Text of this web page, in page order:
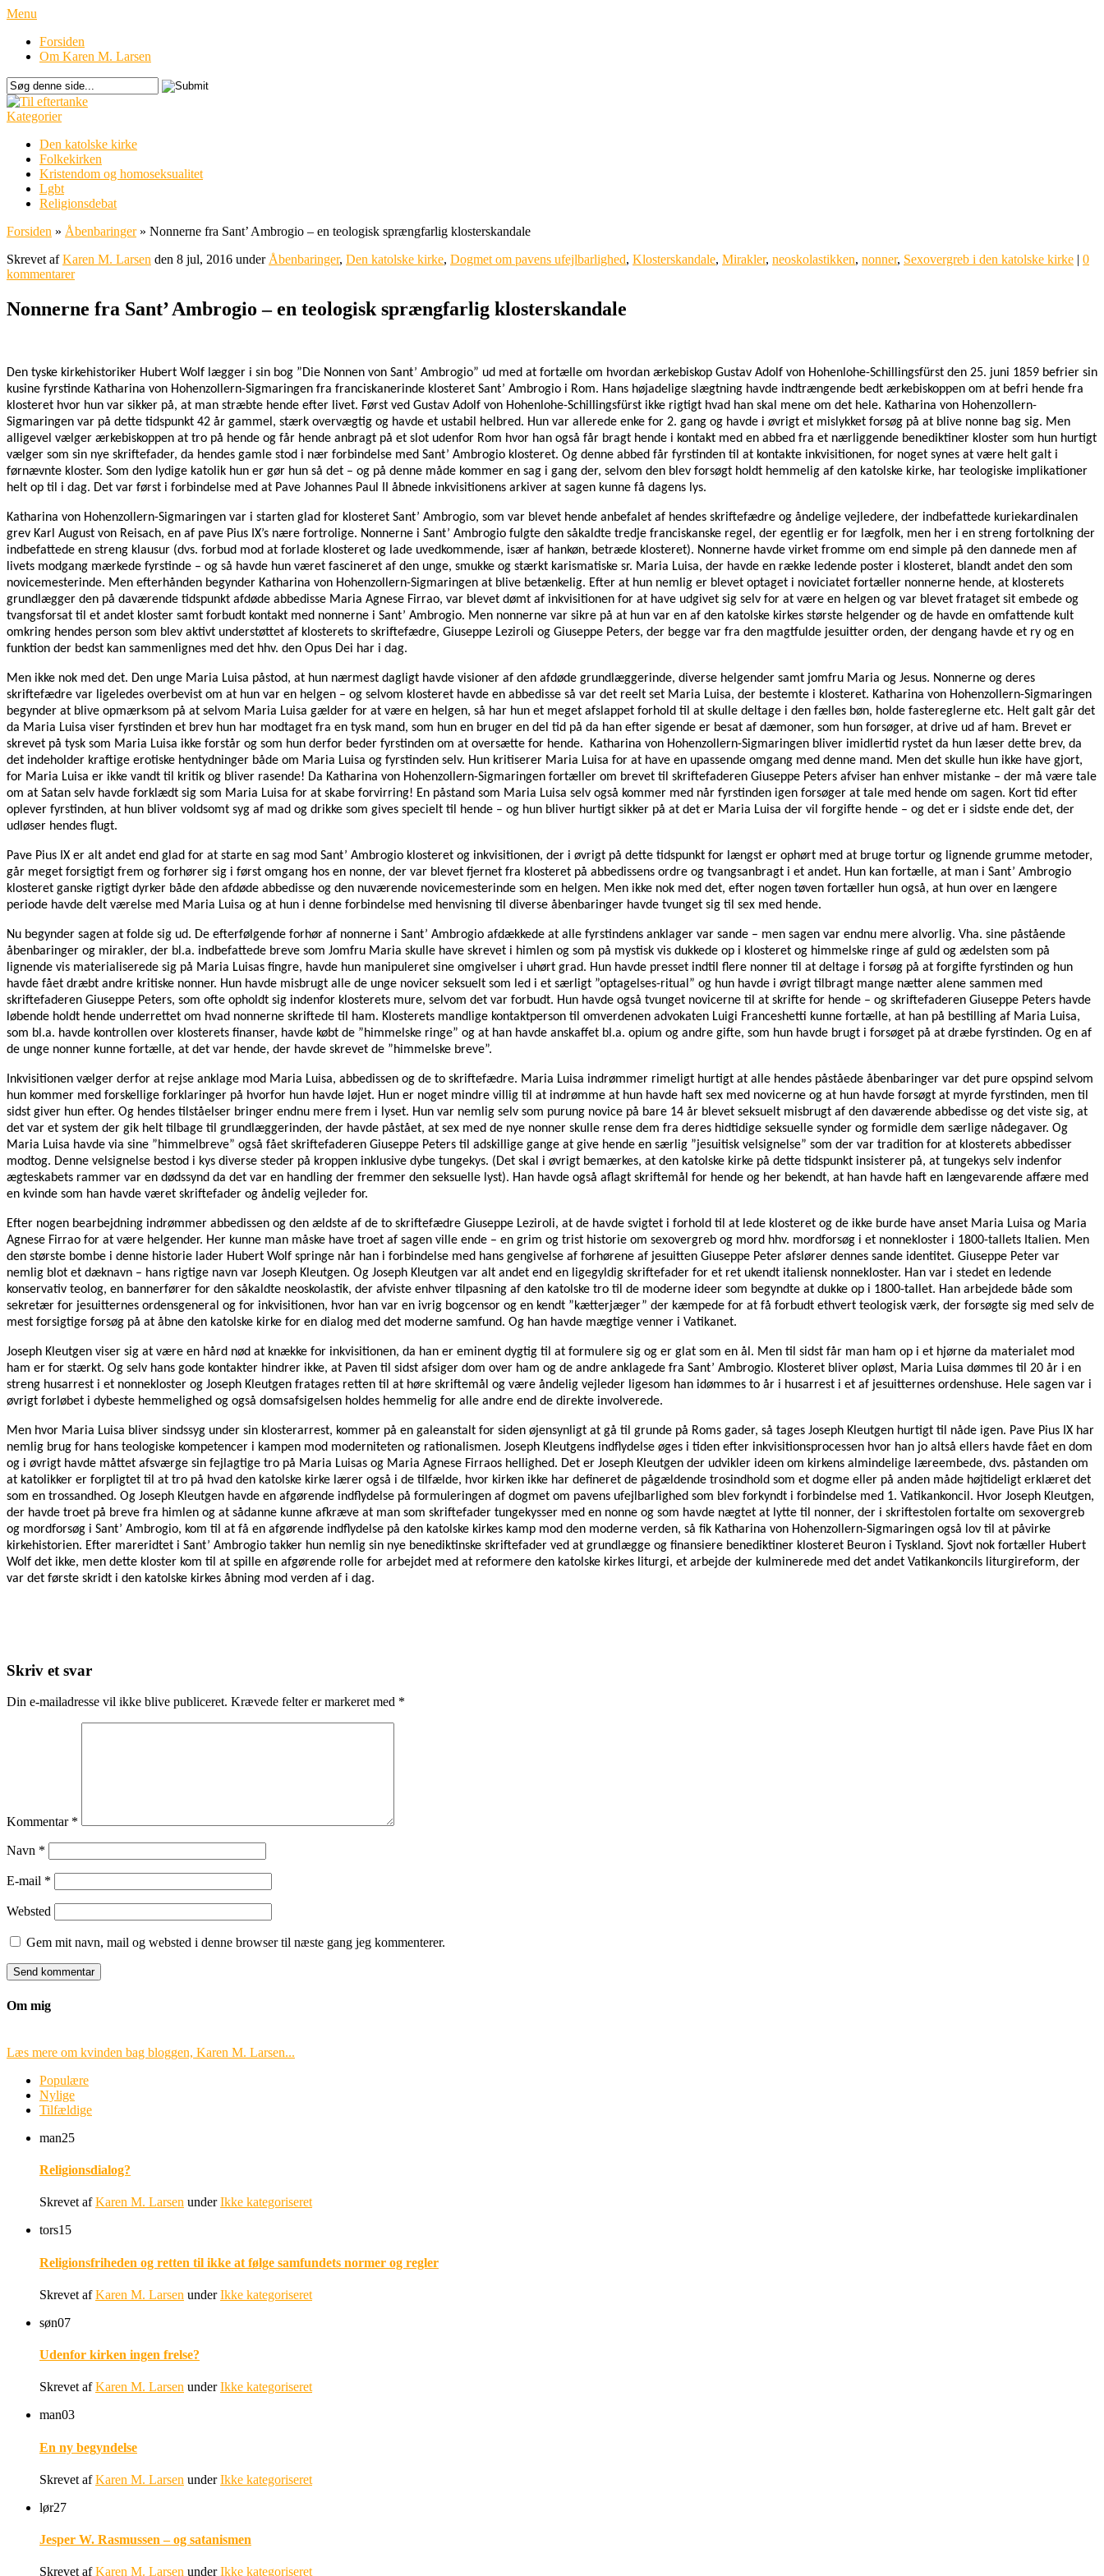
Menu
Forsiden
Om Karen M. Larsen
Kategorier
Den katolske kirke
Folkekirken
Kristendom og homoseksualitet
Lgbt
Religionsdebat
Forsiden » Åbenbaringer » Nonnerne fra Sant’ Ambrogio – en teologisk sprængfarlig klosterskandale
Skrevet afKaren M. Larsen den 8 jul, 2016 under Åbenbaringer, Den katolske kirke, Dogmet om pavens ufejlbarlighed, Klosterskandale, Mirakler, neoskolastikken, nonner, Sexovergreb i den katolske kirke | 0
kommentarer
Nonnerne fra Sant’ Ambrogio – en teologisk sprængfarlig klosterskandale
Den tyske kirkehistoriker Hubert Wolf lægger i sin bog ”Die Nonnen von Sant’ Ambrogio” ud med at fortælle om hvordan ærkebiskop Gustav Adolf von Hohenlohe-Schillingsfürst den 25. juni 1859 befrier sin
kusine fyrstinde Katharina von Hohenzollern-Sigmaringen fra franciskanerinde klosteret Sant’ Ambrogio i Rom. Hans højadelige slægtning havde indtrængende bedt ærkebiskoppen om at befri hende fra
klosteret hvor hun var sikker på, at man stræbte hende efter livet. Først ved Gustav Adolf von Hohenlohe-Schillingsfürst ikke rigtigt hvad han skal mene om det hele. Katharina von Hohenzollern-
Sigmaringen var på dette tidspunkt 42 år gammel, stærk overvægtig og havde et ustabil helbred. Hun var allerede enke for 2. gang og havde i øvrigt et mislykket forsøg på at blive nonne bag sig. Men
alligevel vælger ærkebiskoppen at tro på hende og får hende anbragt på et slot udenfor Rom hvor han også får bragt hende i kontakt med en abbed fra et nærliggende benediktiner kloster som hun hurtigt
vælger som sin nye skriftefader, da hendes gamle stod i nær forbindelse med Sant’ Ambrogio klosteret. Og denne abbed får fyrstinden til at kontakte inkvisitionen, for noget synes at være helt galt i
førnævnte kloster. Som den lydige katolik hun er gør hun så det – og på denne måde kommer en sag i gang der, selvom den blev forsøgt holdt hemmelig af den katolske kirke, har teologiske implikationer
helt op til i dag. Det var først i forbindelse med at Pave Johannes Paul II åbnede inkvisitionens arkiver at sagen kunne få dagens lys.
Katharina von Hohenzollern-Sigmaringen var i starten glad for klosteret Sant’ Ambrogio, som var blevet hende anbefalet af hendes skriftefædre og åndelige vejledere, der indbefattede kuriekardinalen
grev Karl August von Reisach, en af pave Pius IX’s nære fortrolige. Nonnerne i Sant’ Ambrogio fulgte den såkaldte tredje franciskanske regel, der egentlig er for lægfolk, men her i en streng fortolkning der
indbefattede en streng klausur (dvs. forbud mod at forlade klosteret og lade uvedkommende, især af hankøn, betræde klosteret). Nonnerne havde virket fromme om end simple på den dannede men af
livets modgang mærkede fyrstinde – og så havde hun været fascineret af den unge, smukke og stærkt karismatiske sr. Maria Luisa, der havde en række ledende poster i klosteret, blandt andet den som
novicemesterinde. Men efterhånden begynder Katharina von Hohenzollern-Sigmaringen at blive betænkelig. Efter at hun nemlig er blevet optaget i noviciatet fortæller nonnerne hende, at klosterets
grundlægger den på daværende tidspunkt afdøde abbedisse Maria Agnese Firrao, var blevet dømt af inkvisitionen for at have udgivet sig selv for at være en helgen og var blevet frataget sit embede og
tvangsforsat til et andet kloster samt forbudt kontakt med nonnerne i Sant’ Ambrogio. Men nonnerne var sikre på at hun var en af den katolske kirkes største helgender og de havde en omfattende kult
omkring hendes person som blev aktivt understøttet af klosterets to skriftefædre, Giuseppe Leziroli og Giuseppe Peters, der begge var fra den magtfulde jesuitter orden, der dengang havde et ry og en
funktion der bedst kan sammenlignes med det hhv. den Opus Dei har i dag.
Men ikke nok med det. Den unge Maria Luisa påstod, at hun nærmest dagligt havde visioner af den afdøde grundlæggerinde, diverse helgender samt jomfru Maria og Jesus. Nonnerne og deres
skriftefædre var ligeledes overbevist om at hun var en helgen – og selvom klosteret havde en abbedisse så var det reelt set Maria Luisa, der bestemte i klosteret. Katharina von Hohenzollern-Sigmaringen
begynder at blive opmærksom på at selvom Maria Luisa gælder for at være en helgen, så har hun et meget afslappet forhold til at skulle deltage i den fælles bøn, holde fastereglerne etc. Helt galt går det
da Maria Luisa viser fyrstinden et brev hun har modtaget fra en tysk mand, som hun en bruger en del tid på da han efter sigende er besat af dæmoner, som hun forsøger, at drive ud af ham. Brevet er
skrevet på tysk som Maria Luisa ikke forstår og som hun derfor beder fyrstinden om at oversætte for hende. Katharina von Hohenzollern-Sigmaringen bliver imidlertid rystet da hun læser dette brev, da
det indeholder kraftige erotiske hentydninger både om Maria Luisa og fyrstinden selv. Hun kritiserer Maria Luisa for at have en upassende omgang med denne mand. Men det skulle hun ikke have gjort,
for Maria Luisa er ikke vandt til kritik og bliver rasende! Da Katharina von Hohenzollern-Sigmaringen fortæller om brevet til skriftefaderen Giuseppe Peters afviser han enhver mistanke – der må være tale
om at Satan selv havde forklædt sig som Maria Luisa for at skabe forvirring! En påstand som Maria Luisa selv også kommer med når fyrstinden igen forsøger at tale med hende om sagen. Kort tid efter
oplever fyrstinden, at hun bliver voldsomt syg af mad og drikke som gives specielt til hende – og hun bliver hurtigt sikker på at det er Maria Luisa der vil forgifte hende – og det er i sidste ende det, der
udløser hendes flugt.
Pave Pius IX er alt andet end glad for at starte en sag mod Sant’ Ambrogio klosteret og inkvisitionen, der i øvrigt på dette tidspunkt for længst er ophørt med at bruge tortur og lignende grumme metoder,
går meget forsigtigt frem og forhører sig i først omgang hos en nonne, der var blevet fjernet fra klosteret på abbedissens ordre og tvangsanbragt i et andet. Hun kan fortælle, at man i Sant’ Ambrogio
klosteret ganske rigtigt dyrker både den afdøde abbedisse og den nuværende novicemesterinde som en helgen. Men ikke nok med det, efter nogen tøven fortæller hun også, at hun over en længere
periode havde delt værelse med Maria Luisa og at hun i denne forbindelse med henvisning til diverse åbenbaringer havde tvunget sig til sex med hende.
Nu begynder sagen at folde sig ud. De efterfølgende forhør af nonnerne i Sant’ Ambrogio afdækkede at alle fyrstindens anklager var sande – men sagen var endnu mere alvorlig. Vha. sine påstående
åbenbaringer og mirakler, der bl.a. indbefattede breve som Jomfru Maria skulle have skrevet i himlen og som på mystisk vis dukkede op i klosteret og himmelske ringe af guld og ædelsten som på
lignende vis materialiserede sig på Maria Luisas fingre, havde hun manipuleret sine omgivelser i uhørt grad. Hun havde presset indtil flere nonner til at deltage i forsøg på at forgifte fyrstinden og hun
havde fået dræbt andre kritiske nonner. Hun havde misbrugt alle de unge novicer seksuelt som led i et særligt ”optagelses-ritual” og hun havde i øvrigt tilbragt mange nætter alene sammen med
skriftefaderen Giuseppe Peters, som ofte opholdt sig indenfor klosterets mure, selvom det var forbudt. Hun havde også tvunget novicerne til at skrifte for hende – og skriftefaderen Giuseppe Peters havde
løbende holdt hende underrettet om hvad nonnerne skriftede til ham. Klosterets mandlige kontaktperson til omverdenen advokaten Luigi Franceshetti kunne fortælle, at han på bestilling af Maria Luisa,
som bl.a. havde kontrollen over klosterets finanser, havde købt de ”himmelske ringe” og at han havde anskaffet bl.a. opium og andre gifte, som hun havde brugt i forsøget på at dræbe fyrstinden. Og en af
de unge nonner kunne fortælle, at det var hende, der havde skrevet de ”himmelske breve”.
Inkvisitionen vælger derfor at rejse anklage mod Maria Luisa, abbedissen og de to skriftefædre. Maria Luisa indrømmer rimeligt hurtigt at alle hendes påståede åbenbaringer var det pure opspind selvom
hun kommer med forskellige forklaringer på hvorfor hun havde løjet. Hun er noget mindre villig til at indrømme at hun havde haft sex med novicerne og at hun havde forsøgt at myrde fyrstinden, men til
sidst giver hun efter. Og hendes tilståelser bringer endnu mere frem i lyset. Hun var nemlig selv som purung novice på bare 14 år blevet seksuelt misbrugt af den daværende abbedisse og det viste sig, at
det var et system der gik helt tilbage til grundlæggerinden, der havde påstået, at sex med de nye nonner skulle rense dem fra deres hidtidige seksuelle synder og formidle dem særlige nådegaver. Og
Maria Luisa havde via sine ”himmelbreve” også fået skriftefaderen Giuseppe Peters til adskillige gange at give hende en særlig ”jesuitisk velsignelse” som der var tradition for at klosterets abbedisser
modtog. Denne velsignelse bestod i kys diverse steder på kroppen inklusive dybe tungekys. (Det skal i øvrigt bemærkes, at den katolske kirke på dette tidspunkt insisterer på, at tungekys selv indenfor
ægteskabets rammer var en dødssynd da det var en handling der fremmer den seksuelle lyst). Han havde også aflagt skriftemål for hende og her bekendt, at han havde haft en længevarende affære med
en kvinde som han havde været skriftefader og åndelig vejleder for.
Efter nogen bearbejdning indrømmer abbedissen og den ældste af de to skriftefædre Giuseppe Leziroli, at de havde svigtet i forhold til at lede klosteret og de ikke burde have anset Maria Luisa og Maria
Agnese Firrao for at være helgender. Her kunne man måske have troet af sagen ville ende – en grim og trist historie om sexovergreb og mord hhv. mordforsøg i et nonnekloster i 1800-tallets Italien. Men
den største bombe i denne historie lader Hubert Wolf springe når han i forbindelse med hans gengivelse af forhørene af jesuitten Giuseppe Peter afslører dennes sande identitet. Giuseppe Peter var
nemlig blot et dæknavn – hans rigtige navn var Joseph Kleutgen. Og Joseph Kleutgen var alt andet end en ligegyldig skriftefader for et ret ukendt italiensk nonnekloster. Han var i stedet en ledende
konservativ teolog, en bannerfører for den såkaldte neoskolastik, der afviste enhver tilpasning af den katolske tro til de moderne ideer som begyndte at dukke op i 1800-tallet. Han arbejdede både som
sekretær for jesuitternes ordensgeneral og for inkvisitionen, hvor han var en ivrig bogcensor og en kendt ”kætterjæger” der kæmpede for at få forbudt ethvert teologisk værk, der forsøgte sig med selv de
mest forsigtige forsøg på at åbne den katolske kirke for en dialog med det moderne samfund. Og han havde mægtige venner i Vatikanet.
Joseph Kleutgen viser sig at være en hård nød at knække for inkvisitionen, da han er eminent dygtig til at formulere sig og er glat som en ål. Men til sidst får man ham op i et hjørne da materialet mod
ham er for stærkt. Og selv hans gode kontakter hindrer ikke, at Paven til sidst afsiger dom over ham og de andre anklagede fra Sant’ Ambrogio. Klosteret bliver opløst, Maria Luisa dømmes til 20 år i en
streng husarrest i et nonnekloster og Joseph Kleutgen fratages retten til at høre skriftemål og være åndelig vejleder ligesom han idømmes to år i husarrest i et af jesuitternes ordenshuse. Hele sagen var i
øvrigt forløbet i dybeste hemmelighed og også domsafsigelsen holdes hemmelig for alle andre end de direkte involverede.
Men hvor Maria Luisa bliver sindssyg under sin klosterarrest, kommer på en galeanstalt for siden øjensynligt at gå til grunde på Roms gader, så tages Joseph Kleutgen hurtigt til nåde igen. Pave Pius IX har
nemlig brug for hans teologiske kompetencer i kampen mod moderniteten og rationalismen. Joseph Kleutgens indflydelse øges i tiden efter inkvisitionsprocessen hvor han jo altså ellers havde fået en dom
og i øvrigt havde måttet afsværge sin fejlagtige tro på Maria Luisas og Maria Agnese Firraos hellighed. Det er Joseph Kleutgen der udvikler ideen om kirkens almindelige læreembede, dvs. påstanden om
at katolikker er forpligtet til at tro på hvad den katolske kirke lærer også i de tilfælde, hvor kirken ikke har defineret de pågældende trosindhold som et dogme eller på anden måde højtideligt erklæret det
som en trossandhed. Og Joseph Kleutgen havde en afgørende indflydelse på formuleringen af dogmet om pavens ufejlbarlighed som blev forkyndt i forbindelse med 1. Vatikankoncil. Hvor Joseph Kleutgen,
der havde troet på breve fra himlen og at sådanne kunne afkræve at man som skriftefader tungekysser med en nonne og som havde nægtet at lytte til nonner, der i skriftestolen fortalte om sexovergreb
og mordforsøg i Sant’ Ambrogio, kom til at få en afgørende indflydelse på den katolske kirkes kamp mod den moderne verden, så fik Katharina von Hohenzollern-Sigmaringen også lov til at påvirke
kirkehistorien. Efter mareridtet i Sant’ Ambrogio takker hun nemlig sin nye benediktinske skriftefader ved at grundlægge og finansiere benediktiner klosteret Beuron i Tyskland. Sjovt nok fortæller Hubert
Wolf det ikke, men dette kloster kom til at spille en afgørende rolle for arbejdet med at reformere den katolske kirkes liturgi, et arbejde der kulminerede med det andet Vatikankoncils liturgireform, der
var det første skridt i den katolske kirkes åbning mod verden af i dag.
Skriv et svar
Din e-mailadresse vil ikke blive publiceret. Krævede felter er markeret med *
Kommentar *
Navn *
E-mail *
Websted
Gem mit navn, mail og websted i denne browser til næste gang jeg kommenterer.
Om mig
Læs mere om kvinden bag bloggen, Karen M. Larsen...
Populære
Nylige
Tilfældige
man25
Religionsdialog?
Skrevet afKaren M. Larsen underIkke kategoriseret
tors15
Religionsfriheden og retten til ikke at følge samfundets normer og regler
Skrevet afKaren M. Larsen underIkke kategoriseret
søn07
Udenfor kirken ingen frelse?
Skrevet afKaren M. Larsen underIkke kategoriseret
man03
En ny begyndelse
Skrevet afKaren M. Larsen underIkke kategoriseret
lør27
Jesper W. Rasmussen – og satanismen
Skrevet afKaren M. Larsen underIkke kategoriseret